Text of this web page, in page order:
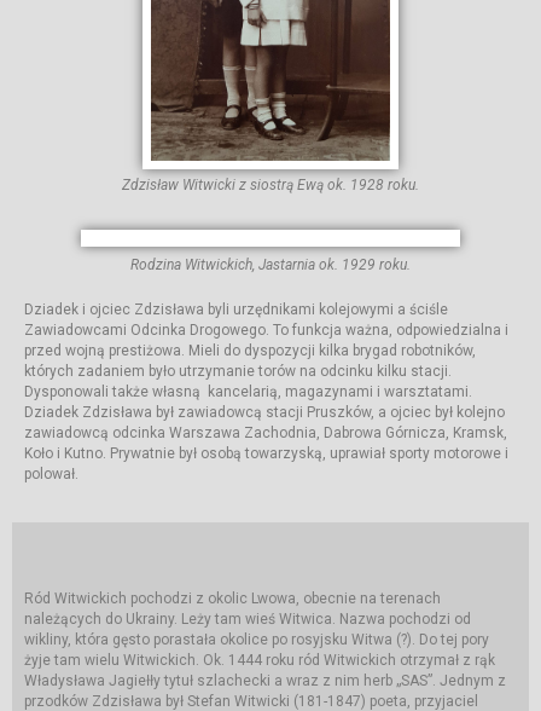
Zdzisław Witwicki z siostrą Ewą ok. 1928 roku.
Rodzina Witwickich, Jastarnia ok. 1929 roku.
Dziadek i ojciec Zdzisława byli urzędnikami kolejowymi a ściśle
Zawiadowcami Odcinka Drogowego. To funkcja ważna, odpowiedzialna i
przed wojną prestiżowa. Mieli do dyspozycji kilka brygad robotników,
których zadaniem było utrzymanie torów na odcinku kilku stacji.
Dysponowali także własną kancelarią, magazynami i warsztatami.
Dziadek Zdzisława był zawiadowcą stacji Pruszków, a ojciec był kolejno
zawiadowcą odcinka Warszawa Zachodnia, Dabrowa Górnicza, Kramsk,
Koło i Kutno. Prywatnie był osobą towarzyską, uprawiał sporty motorowe i
polował.
Ród Witwickich pochodzi z okolic Lwowa, obecnie na terenach
należących do Ukrainy. Leży tam wieś Witwica. Nazwa pochodzi od
wikliny, która gęsto porastała okolice po rosyjsku Witwa (?). Do tej pory
żyje tam wielu Witwickich. Ok. 1444 roku ród Witwickich otrzymał z rąk
Władysława Jagiełły tytuł szlachecki a wraz z nim herb „SAS”. Jednym z
przodków Zdzisława był Stefan Witwicki (181-1847) poeta, przyjaciel